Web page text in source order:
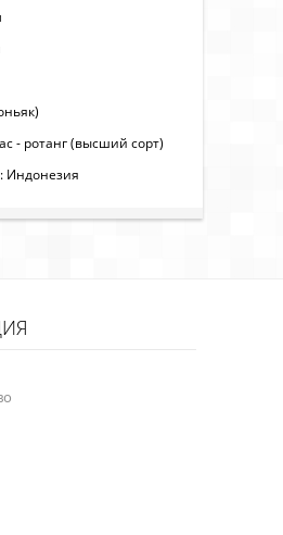
- ротанг (высший сорт)
Индонезия